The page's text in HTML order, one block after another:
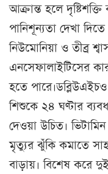
আক্রান্ত হলে
পানিশূন্যতা দেখা
নিউমোনিয়া ও তীব্র
এনসেফালাইটিসের
হতে
শিশুকে ২৪ ঘণ্টার
দেওয়া উচিত।
মৃত্যুর ঝুঁকি কমাতে
বাড়ায়। বিশেষ করে